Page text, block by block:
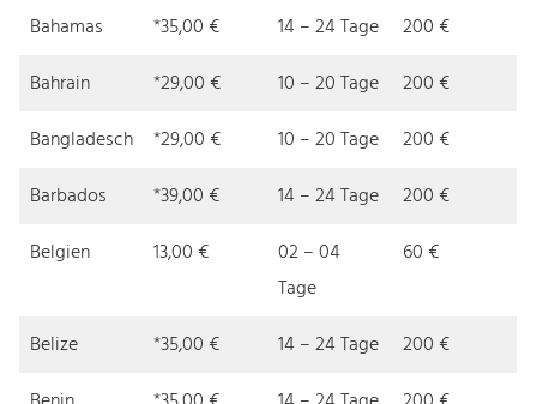
Bahamas
*35,00 € 14 – 24 Tage
200 €
Bahrain
*29,00 € 10 – 20 Tage
200 €
Bangladesch
*29,00 € 10 – 20 Tage
200 €
Barbados
*39,00 € 14 – 24 Tage
200 €
Belgien
13,00 €
02 – 04
Tage
60 €
Belize *35,00 € 14 – 24 Tage
200 €